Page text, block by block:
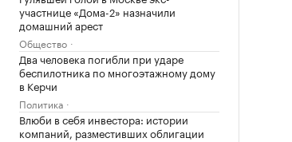
участнице «Дома-2» назначили
домашний арест
Общество
Два человека погибли при ударе
беспилотника по многоэтажному дому
в Керчи
Политика
Влюби в себя инвестора: истории
компаний, разместивших облигации